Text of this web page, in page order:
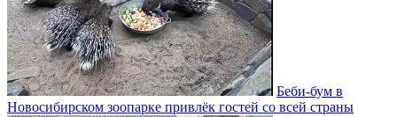
Беби-бум в
Новосибирском зоопарке привлёк гостей со всей страны